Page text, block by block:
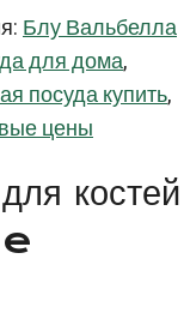
Блу Вальбелла
для дома,
посуда купить,
цены
костей